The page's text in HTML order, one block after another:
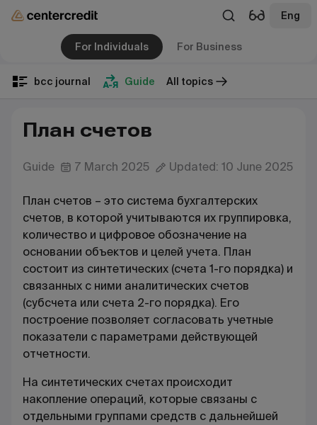
Eng
For Individuals For Business
bcc journal Guide All topics
План счетов
Guide 7 March 2025 Updated: 10 June 2025
План счетов – это система бухгалтерских
счетов, в которой учитываются их группировка,
количество и цифровое обозначение на
основании объектов и целей учета. План
состоит из синтетических (счета 1-го порядка) и
связанных с ними аналитических счетов
(субсчета или счета 2-го порядка). Его
построение позволяет согласовать учетные
показатели с параметрами действующей
отчетности.
На синтетических счетах происходит
накопление операций, которые связаны с
отдельными группами средств с дальнейшей